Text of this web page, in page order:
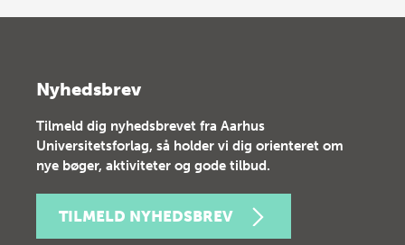
Nyhedsbrev
Tilmeld dig nyhedsbrevet fra Aarhus
Universitetsforlag, så holder vi dig orienteret om
nye bøger, aktiviteter og gode tilbud.
TILMELD NYHEDSBREV